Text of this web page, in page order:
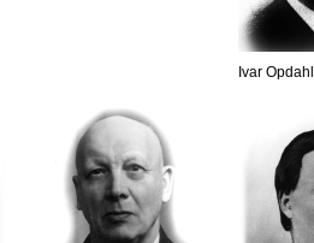
Ivar Opdahl